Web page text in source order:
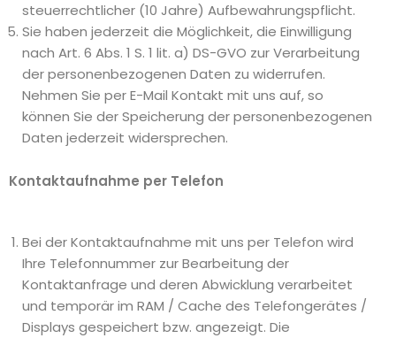
steuerrechtlicher (10 Jahre) Aufbewahrungspflicht.
Sie haben jederzeit die Möglichkeit, die Einwilligung
nach Art. 6 Abs. 1 S. 1 lit. a) DS-GVO zur Verarbeitung
der personenbezogenen Daten zu widerrufen.
Nehmen Sie per E-Mail Kontakt mit uns auf, so
können Sie der Speicherung der personenbezogenen
Daten jederzeit widersprechen.
Kontaktaufnahme per Telefon
Bei der Kontaktaufnahme mit uns per Telefon wird
Ihre Telefonnummer zur Bearbeitung der
Kontaktanfrage und deren Abwicklung verarbeitet
und temporär im RAM / Cache des Telefongerätes /
Displays gespeichert bzw. angezeigt. Die